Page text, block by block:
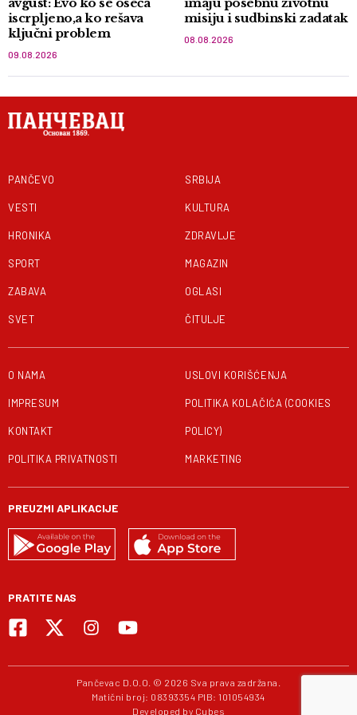
iscrpljeno,a ko rešava
ključni problem
09.08.2026
misiju i sudbinski zadatak
08.08.2026
PANČEVO
VESTI
HRONIKA
SPORT
ZABAVA
SVET
SRBIJA
KULTURA
ZDRAVLJE
MAGAZIN
OGLASI
ČITULJE
O NAMA
IMPRESUM
KONTAKT
POLITIKA PRIVATNOSTI
USLOVI KORIŠĆENJA
POLITIKA KOLAČIĆA (COOKIES
POLICY)
MARKETING
PREUZMI APLIKACIJE
PRATITE NAS
Pančevac D.O.O. © 2026 Sva prava zadržana.
Matični broj: 08393354 PIB: 101054934
Developed by Cubes